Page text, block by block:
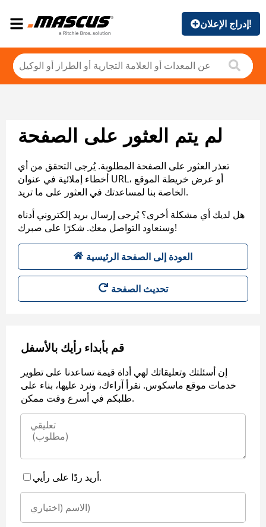
إدراج الإعلان!
لم يتم العثور على الصفحة
تعذر العثور على الصفحة المطلوبة. يُرجى التحقق من أي
أخطاء إملائية في عنوان URL، أو عرض خريطة الموقع
الخاصة بنا لمساعدتك في العثور على ما تريد.
هل لديك أي مشكلة أخرى؟ يُرجى إرسال بريد إلكتروني أدناه
وسنعاود التواصل معك. شكرًا على صبرك!
العودة إلى الصفحة الرئيسية
تحديث الصفحة
قم بأبداء رأيك بالأسفل
إن أسئلتك وتعليقاتك لهي أداة قيمة تساعدنا على تطوير
خدمات موقع ماسكوس. نقرأ آراءك، ونرد عليها، بناء على
طلبكم في أسرع وقت ممكن.
أريد ردًا على رأيي.